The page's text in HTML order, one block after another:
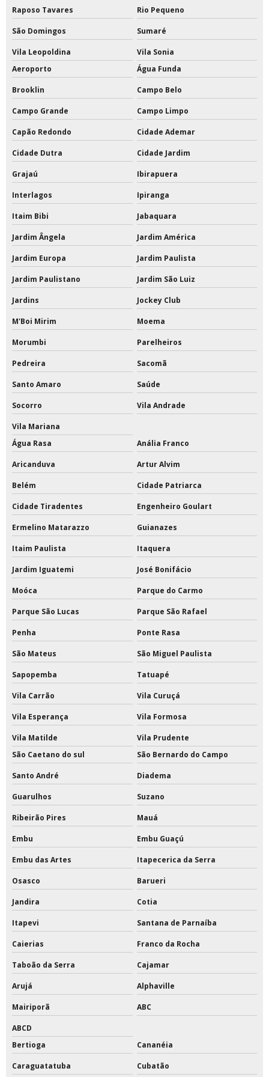
Tabela de basquete com estrutura preço
Tabela de basquete oficial a venda
Tabela de basquete oficial acrílico
Tabela de basquete oficial com suporte
Tabela de basquete oficial em vidro temperado
Tabela de basquete oficial movel
Tabelas de basquete móvel
Tabelas de basquete para condomínios
Tampa para poste de vôlei
Tinta a base de pu
Tinta acrílica a base de água
Tinta acrílica a base de água 18 litros
Tinta acrílica para quadra
Tinta acrílica para quadra poliesportiva
Tinta de poliuretano
Tinta de poliuretano para piso externo
Tinta epóxi a base de solvente 18 litros
Tinta epóxi a base de solvente com catalisador
Tinta epóxi área externa
Tinta epóxi base solvente preço
Tinta epóxi branca
Tinta epóxi com catalisador
Tinta epóxi com catalisador preço
Tinta epóxi ferro
Tinta epóxi fosca
Tinta epóxi impermeabilizante
Tinta epóxi industrial para metal
Tinta epóxi para escada de concreto
Tinta epóxi para estrutura metálica
Tinta epóxi para metal
Tinta epóxi para parede
Tinta epóxi para piso externo
Tinta epóxi pu para piso
Tinta epóxi rendimento por m2
Raposo Tavares Rio Pequeno
São Domingos Sumaré
Vila Leopoldina
Vila Sonia
Aeroporto
Água Funda
Brooklin Campo Belo
Campo Grande Campo Limpo
Capão Redondo Cidade Ademar
Cidade Dutra Cidade Jardim
Grajaú Ibirapuera
Interlagos Ipiranga
Itaim Bibi Jabaquara
Jardim Ângela Jardim América
Jardim Europa Jardim Paulista
Jardim Paulistano Jardim São Luiz
Jardins Jockey Club
M'Boi Mirim Moema
Morumbi Parelheiros
Pedreira Sacomã
Santo Amaro Saúde
Socorro Vila Andrade
Vila Mariana
Água Rasa
Anália Franco
Aricanduva Artur Alvim
Belém Cidade Patriarca
Cidade Tiradentes Engenheiro Goulart
Ermelino Matarazzo Guianazes
Itaim Paulista Itaquera
Jardim Iguatemi José Bonifácio
Moóca Parque do Carmo
Parque São Lucas Parque São Rafael
Penha Ponte Rasa
São Mateus São Miguel Paulista
Sapopemba Tatuapé
Vila Carrão Vila Curuçá
Vila Esperança Vila Formosa
Vila Matilde
Vila Prudente
São Caetano do sul
São Bernardo do Campo
Santo André Diadema
Guarulhos Suzano
Ribeirão Pires Mauá
Embu Embu Guaçú
Embu das Artes Itapecerica da Serra
Osasco Barueri
Jandira Cotia
Itapevi Santana de Parnaíba
Caierias Franco da Rocha
Taboão da Serra Cajamar
Arujá Alphaville
Mairiporã ABC
ABCD
Bertioga
Cananéia
Caraguatatuba Cubatão